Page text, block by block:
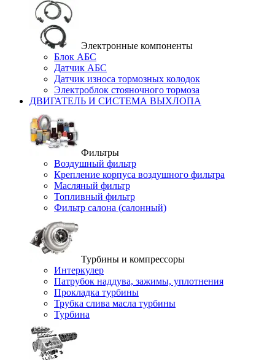
Электронные компоненты
Блок АБС
Датчик АБС
Датчик износа тормозных колодок
Электроблок стояночного тормоза
ДВИГАТЕЛЬ И СИСТЕМА ВЫХЛОПА
Фильтры
Воздушный фильтр
Крепление корпуса воздушного фильтра
Масляный фильтр
Топливный фильтр
Фильтр салона (салонный)
Турбины и компрессоры
Интеркулер
Патрубок наддува, зажимы, уплотнения
Прокладка турбины
Трубка слива масла турбины
Турбина